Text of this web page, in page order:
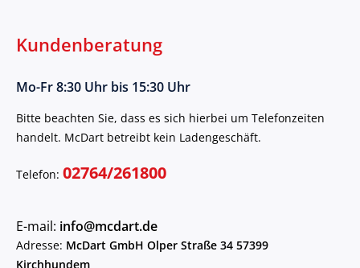
Kundenberatung
Mo-Fr 8:30 Uhr bis 15:30 Uhr
Bitte beachten Sie, dass es sich hierbei um Telefonzeiten
handelt. McDart betreibt kein Ladengeschäft.
Telefon: 02764/261800
E-mail: info@mcdart.de
Adresse: McDart GmbH Olper Straße 34 57399
Kirchhundem